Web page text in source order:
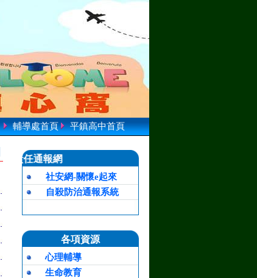
輔導處首頁 平鎮高中首頁
責任通報網
社安網-關懷e起來
自殺防治通報系統
各項資源
心理輔導
生命教育